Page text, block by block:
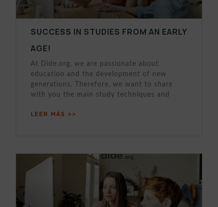
SUCCESS IN STUDIES FROM AN EARLY
AGE!
At Dide.org, we are passionate about
education and the development of new
generations. Therefore, we want to share
with you the main study techniques and
LEER MÁS >>